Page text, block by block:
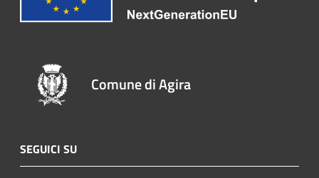
Comune di Agira
SEGUICI SU